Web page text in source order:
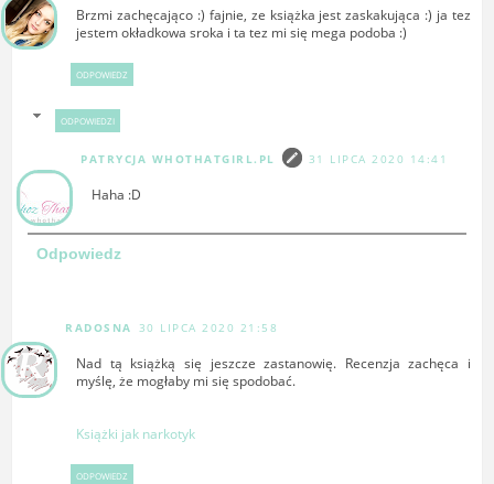
Brzmi zachęcająco :) fajnie, ze książka jest zaskakująca :) ja tez
jestem okładkowa sroka i ta tez mi się mega podoba :)
ODPOWIEDZ
ODPOWIEDZI
PATRYCJA WHOTHATGIRL.PL 31 LIPCA 2020 14:41
Haha :D
Odpowiedz
RADOSNA 30 LIPCA 2020 21:58
Nad tą książką się jeszcze zastanowię. Recenzja zachęca i
myślę, że mogłaby mi się spodobać.
Książki jak narkotyk
ODPOWIEDZ